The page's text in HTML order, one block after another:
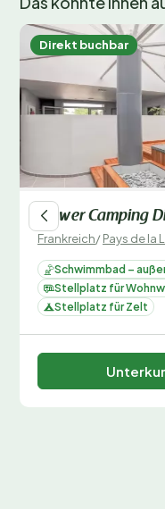
Direkt buchbar
Flower Camping
Frankreich/Pays de la
Schwimmbad –
Stellplatz für
Stellplatz für Zelt